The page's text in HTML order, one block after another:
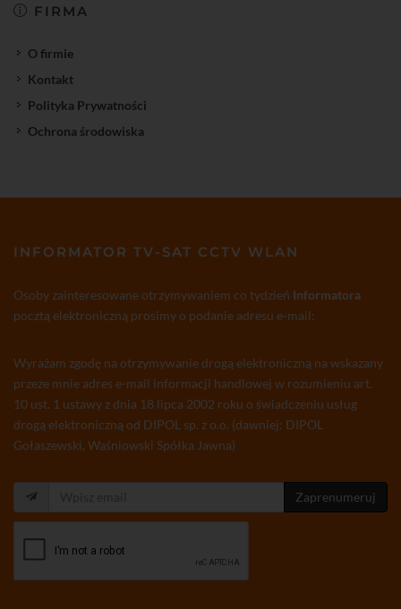
FIRMA
O firmie
Kontakt
Polityka Prywatności
Ochrona środowiska
INFORMATOR TV-SAT CCTV WLAN
Osoby zainteresowane otrzymywaniem co tydzień Informatora
pocztą elektroniczną prosimy o podanie adresu e-mail:
Wyrażam zgodę na otrzymywanie drogą elektroniczną na wskazany
przeze mnie adres e-mail informacji handlowej w rozumieniu art.
10 ust. 1 ustawy z dnia 18 lipca 2002 roku o świadczeniu usług
drogą elektroniczną od DIPOL sp. z o.o. (dawniej: DIPOL
Gołaszewski, Waśniowski Spółka Jawna)
Zaprenumeruj